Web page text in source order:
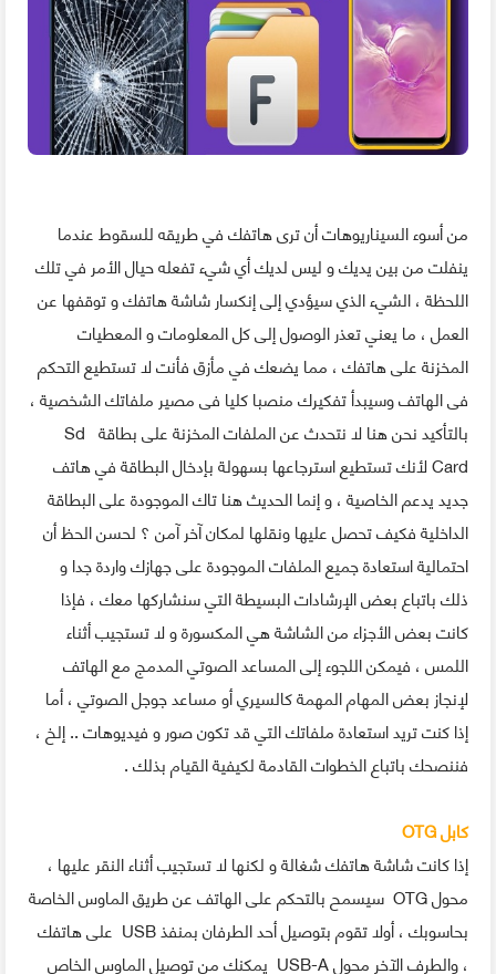
من أسوء السيناريوهات أن ترى هاتفك في طريقه للسقوط عندما
ينفلت من بين يديك و ليس لديك أي شيء تفعله حيال الأمر في تلك
اللحظة ، الشيء الذي سيؤدي إلى إنكسار شاشة هاتفك و توقفها عن
العمل ، ما يعني تعذر الوصول إلى كل المعلومات و المعطيات
المخزنة على هاتفك ، ﻣﻤﺎ ﻳﻀﻌﻚ ﻓﻲ ﻣﺄﺯﻕ ﻓﺄﻧﺖ ﻻ ﺗﺴﺘﻄﻴﻊ التحكم
ﻓﻰ ﺍﻟﻬﺎﺗﻒ ﻭﺳﻴﺒﺪﺃ تفكيرك منصبا كليا ﻓﻰ ﻣﺼﻴﺮ ﻣﻠﻔﺎﺗﻚ الشخصية ،
ﺑﺎﻟﺘﺄﻛﻴﺪ نحن هنا لا نتحدث عن الملفات ﺍﻟﻤﺨﺰﻧﺔ ﻋﻠﻰ بطاقة Sd
Card لأنك تستطيع استرجاعها بسهولة بإدخال البطاقة في هاتف
جديد يدعم الخاصية ، و ﺇﻧﻤﺎ الحديث هنا تاك ﺍﻟﻤﻮﺟﻮﺩﺓ ﻋﻠﻰ ﺍﻟﺒﻄﺎﻗﺔ
ﺍﻟﺪﺍﺧﻠﻴﺔ ﻓﻜﻴﻒ ﺗﺤﺼﻞ ﻋﻠﻴﻬﺎ ﻭﻧﻘﻠﻬﺎ ﻟﻤﻜﺎﻥ ﺁﺧﺮ ﺁﻣﻦ ؟ لحسن الحظ أن
احتمالية استعادة جميع الملفات الموجودة على جهازك واردة جدا و
ذلك باتباع بعض الإرشادات البسيطة التي سنشاركها معك ، فإذا
ﻛﺎﻧﺖ بعض الأجزاء من الشاشة هي المكسورة و ﻻ ﺗﺴﺘﺠﻴﺐ أثناء
اللمس ، فيمكن ﺍﻟﻠﺠﻮﺀ ﺇﻟﻰ ﺍﻟﻤﺴﺎﻋﺪ ﺍﻟﺼﻮﺗﻲ ﺍﻟﻤﺪﻣﺞ مع الهاتف
ﻹﻧﺠﺎﺯ بعض ﺍﻟﻤﻬﺎﻡ المهمة كالسيري ﺃﻭ ﻣﺴﺎﻋﺪ ﺟﻮﺟﻞ الصوتي ، أما
إذا كنت تريد استعادة ملفاتك التي قد تكون صور و فيديوهات .. إلخ ،
فننصحك باتباع الخطوات القادمة لكيفية القيام بذلك .
كابل OTG
إذا كانت شاشة هاتفك شغالة و لكنها لا تستجيب أثناء النقر عليها ،
محول OTG سيسمح بالتحكم على الهاتف عن طريق الماوس الخاصة
بحاسوبك ، أولا تقوم بتوصيل أحد الطرفان بمنفذ USB على هاتفك
، والطرف الآخر محول USB-A يمكنك من توصيل الماوس الخاص